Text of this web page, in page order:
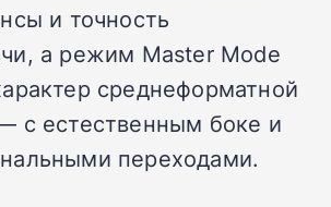
и точность
а режим Master Mode
среднеформатной
с естественным боке и
переходами.